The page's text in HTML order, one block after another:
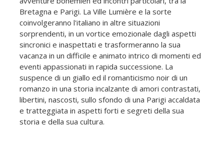
Bretagna e Parigi. La Ville Lumière e la sorte
coinvolgeranno l'italiano in altre situazioni
sorprendenti, in un vortice emozionale dagli aspetti
sincronici e inaspettati e trasformeranno la sua
vacanza in un difficile e animato intrico di momenti ed
eventi appassionati in rapida successione. La
suspence di un giallo ed il romanticismo noir di un
romanzo in una storia incalzante di amori contrastati,
libertini, nascosti, sullo sfondo di una Parigi accaldata
e tratteggiata in aspetti forti e segreti della sua
storia e della sua cultura.